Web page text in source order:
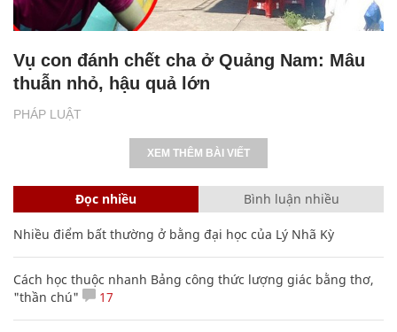
PHÁP LUẬT
Vụ con đánh chết cha ở Quảng Nam: Mâu
thuẫn nhỏ, hậu quả lớn
XEM THÊM BÀI VIẾT
Đọc nhiều Bình luận nhiều
Nhiều điểm bất thường ở bằng đại học của Lý Nhã Kỳ
Cách học thuộc nhanh Bảng công thức lượng giác bằng thơ,
"thần chú"
17